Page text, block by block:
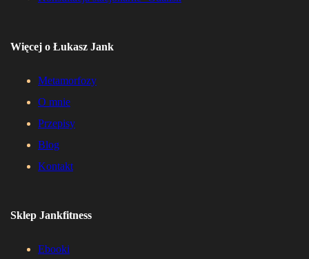
Więcej o Łukasz Jank
Metamorfozy
O mnie
Przepisy
Blog
Kontakt
Sklep Jankfitness
Ebooki